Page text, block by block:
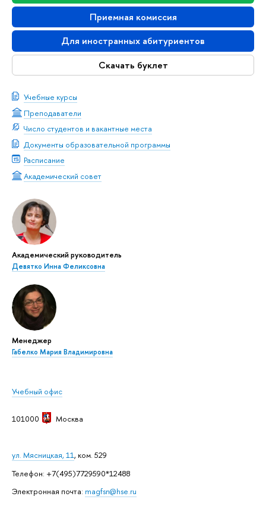
Приемная комиссия
Для иностранных абитуриентов
Скачать буклет
Учебные курсы
Преподаватели
Число студентов и вакантные места
Документы образовательной программы
Расписание
Академический совет
Академический руководитель
Девятко Инна Феликсовна
Менеджер
Габелко Мария Владимировна
Учебный офис
101000 Москва
ул. Мясницкая, 11, ком. 529
Телефон: +7(495)7729590*12488
Электронная почта: magfsn@hse.ru